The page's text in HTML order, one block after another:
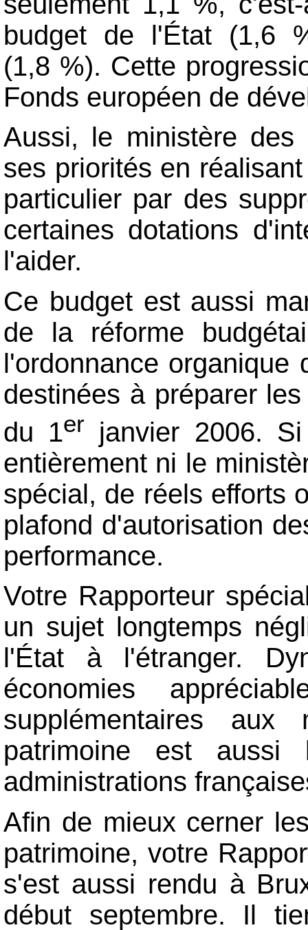
budget de l'État (1,6
(1,8 %). Cette
Fonds européen de
Aussi, le ministère des
ses priorités en
particulier par des
certaines dotations
l'aider.
Ce budget est aussi
de la réforme
l'ordonnance organique
destinées à préparer
du 1er janvier 2006.
entièrement ni le
spécial, de réels efforts
plafond d'autorisation
performance.
Votre Rapporteur
un sujet longtemps
l'État à l'étranger.
économies
supplémentaires
patrimoine est
administrations
Afin de mieux cerner
patrimoine, votre
s'est aussi rendu à
début septembre. Il